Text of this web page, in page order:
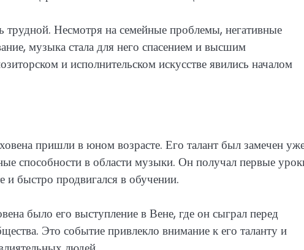
трудной. Несмотря на семейные проблемы, негативные
музыка стала для него спасением и высшим
и исполнительском искусстве явились началом
пришли в юном возрасте. Его талант был замечен
способности в области музыки. Он получал первые
и быстро продвигался в обучении.
было его выступление в Вене, где он сыграл перед
Это событие привлекло внимание к его таланту и